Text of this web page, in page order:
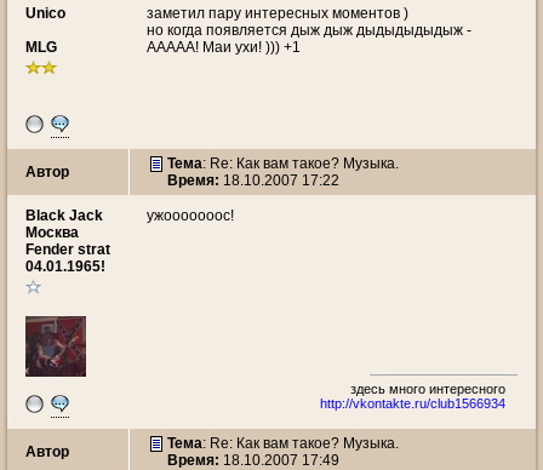
Unico
MLG
заметил пару интересных моментов )
но когда появляется дыж дыж дыдыдыдыдыж -
ААААА! Маи ухи! ))) +1
Автор Тема: Re: Как вам такое? Музыка.
Время: 18.10.2007 17:22
Black Jack
Москва
Fender strat
04.01.1965!
ужооооооос!
здесь много интересногo
http://vkontakte.ru/club1566934
Автор Тема: Re: Как вам такое? Музыка.
Время: 18.10.2007 17:49